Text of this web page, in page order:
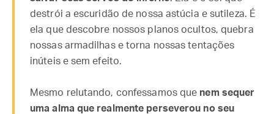
destrói a escuridão de nossa astúcia e sutileza. É
ela que descobre nossos planos ocultos, quebra
nossas armadilhas e torna nossas tentações
inúteis e sem efeito.
Mesmo relutando, confessamos que nem sequer
uma alma que realmente perseverou no seu